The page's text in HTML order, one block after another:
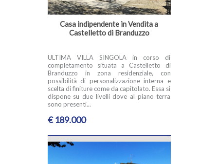
Casa indipendente in Vendita a
Castelletto di Branduzzo
ULTIMA VILLA SINGOLA in corso di
completamento situata a Castelletto di
Branduzzo in zona residenziale, con
possibilità di personalizzazione interna e
scelta di finiture come da capitolato. Essa si
dispone su due livelli dove al piano terra
sono presenti...
€ 189.000